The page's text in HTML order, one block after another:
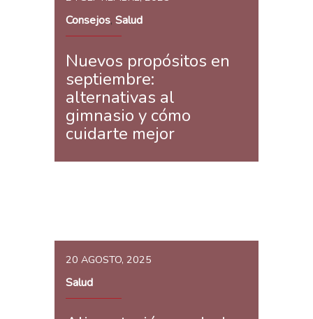
Consejos,Salud
Nuevos propósitos en
septiembre:
alternativas al
gimnasio y cómo
cuidarte mejor
20 AGOSTO, 2025
Salud